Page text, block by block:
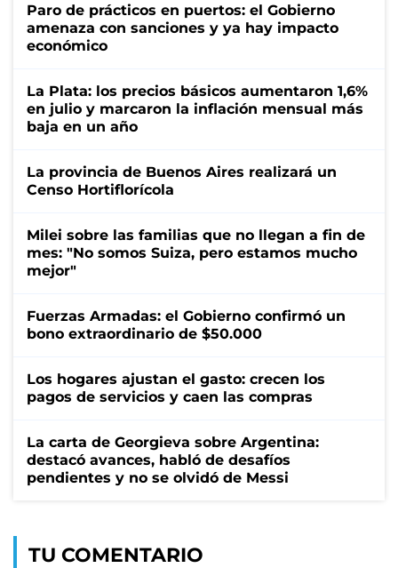
Paro de prácticos en puertos: el Gobierno
amenaza con sanciones y ya hay impacto
económico
La Plata: los precios básicos aumentaron 1,6%
en julio y marcaron la inflación mensual más
baja en un año
La provincia de Buenos Aires realizará un
Censo Hortiflorícola
Milei sobre las familias que no llegan a fin de
mes: "No somos Suiza, pero estamos mucho
mejor"
Fuerzas Armadas: el Gobierno confirmó un
bono extraordinario de $50.000
Los hogares ajustan el gasto: crecen los
pagos de servicios y caen las compras
La carta de Georgieva sobre Argentina:
destacó avances, habló de desafíos
pendientes y no se olvidó de Messi
TU COMENTARIO